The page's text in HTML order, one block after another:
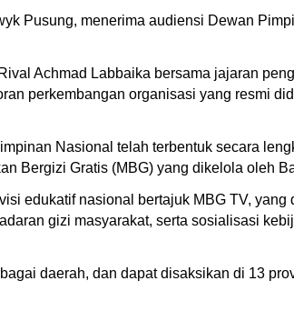
Pusung, menerima audiensi Dewan
Achmad Labbaika bersama jajaran
perkembangan organisasi yang resmi
Nasional telah terbentuk secara
Bergizi Gratis (MBG) yang dikelola oleh
edukatif nasional bertajuk MBG TV, yang
gizi masyarakat, serta sosialisasi
daerah, dan dapat disaksikan di 13